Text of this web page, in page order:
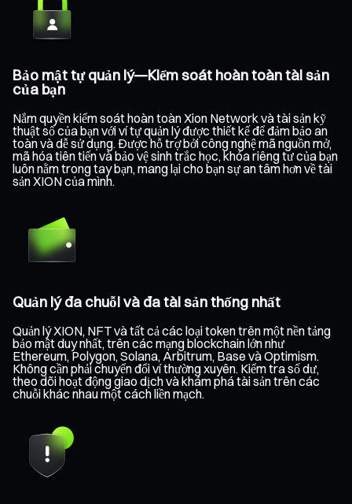
Bảo mật tự quản lý—Kiểm soát hoàn toàn tài sản
của bạn
Nắm quyền kiểm soát hoàn toàn Xion Network và tài sản kỹ
thuật số của bạn với ví tự quản lý được thiết kế để đảm bảo an
toàn và dễ sử dụng. Được hỗ trợ bởi công nghệ mã nguồn mở,
mã hóa tiên tiến và bảo vệ sinh trắc học, khóa riêng tư của bạn
luôn nằm trong tay bạn, mang lại cho bạn sự an tâm hơn về tài
sản XION của mình.
Quản lý đa chuỗi và đa tài sản thống nhất
Quản lý XION, NFT và tất cả các loại token trên một nền tảng
bảo mật duy nhất, trên các mạng blockchain lớn như
Ethereum, Polygon, Solana, Arbitrum, Base và Optimism.
Không cần phải chuyển đổi ví thường xuyên. Kiểm tra số dư,
theo dõi hoạt động giao dịch và khám phá tài sản trên các
chuỗi khác nhau một cách liền mạch.